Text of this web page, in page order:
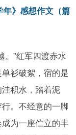
年》感想作文（篇
。”红军四渡赤水
衫破絮，宿的是
积水，踏着泥
。不经意的一脚
为一座伫立的丰